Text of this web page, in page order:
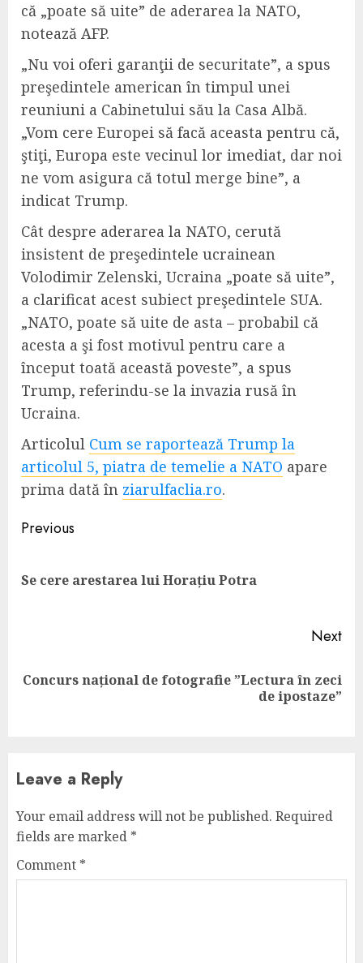
că „poate să uite” de aderarea la NATO,
notează AFP.
„Nu voi oferi garanţii de securitate”, a spus
preşedintele american în timpul unei
reuniuni a Cabinetului său la Casa Albă.
„Vom cere Europei să facă aceasta pentru că,
ştiţi, Europa este vecinul lor imediat, dar noi
ne vom asigura că totul merge bine”, a
indicat Trump.
Cât despre aderarea la NATO, cerută
insistent de preşedintele ucrainean
Volodimir Zelenski, Ucraina „poate să uite”,
a clarificat acest subiect preşedintele SUA.
„NATO, poate să uite de asta – probabil că
acesta a şi fost motivul pentru care a
început toată această poveste”, a spus
Trump, referindu-se la invazia rusă în
Ucraina.
Articolul Cum se raportează Trump la
articolul 5, piatra de temelie a NATO apare
prima dată în ziarulfaclia.ro.
Continue
Previous
Se cere arestarea lui Horațiu Potra
Next
Next
Concurs național de fotografie ”Lectura în zeci
de ipostaze”
Leave a Reply
Your email address will not be published. Required
fields are marked *
Comment *